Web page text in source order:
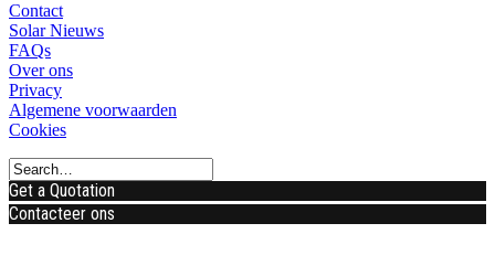
Contact
Solar Nieuws
FAQs
Over ons
Privacy
Algemene voorwaarden
Cookies
Get a Quotation
Contacteer ons